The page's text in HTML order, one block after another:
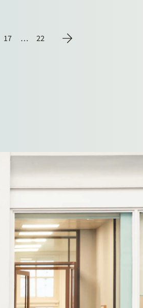
17 … 22